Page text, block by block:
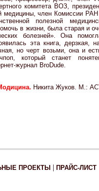
комитета ВОЗ,
медицины, член Комиссии
полезной
в жизни, была старая и
болезней». Она
эта книга, дерзкая,
но черт возьми, она и
который станет
журнал BroDude.
Никита Жуков. М.:
ПРОЕКТЫ | ПРАЙС-ЛИСТ